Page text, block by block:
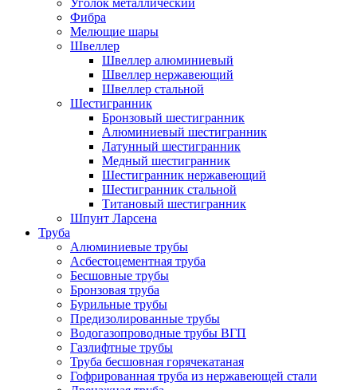
Уголок металлический
Фибра
Мелющие шары
Швеллер
Швеллер алюминиевый
Швеллер нержавеющий
Швеллер стальной
Шестигранник
Бронзовый шестигранник
Алюминиевый шестигранник
Латунный шестигранник
Медный шестигранник
Шестигранник нержавеющий
Шестигранник стальной
Титановый шестигранник
Шпунт Ларсена
Труба
Алюминиевые трубы
Асбестоцементная труба
Бесшовные трубы
Бронзовая труба
Бурильные трубы
Предизолированные трубы
Водогазопроводные трубы ВГП
Газлифтные трубы
Труба бесшовная горячекатаная
Гофрированная труба из нержавеющей стали